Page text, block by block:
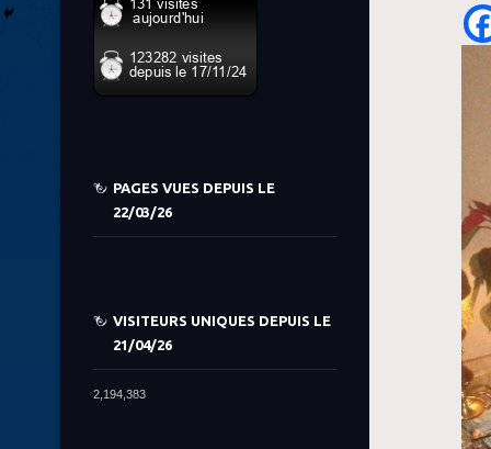
PAGES VUES DEPUIS LE
22/03/26
VISITEURS UNIQUES DEPUIS LE
21/04/26
2,194,383